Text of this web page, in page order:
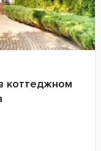
коттеджном